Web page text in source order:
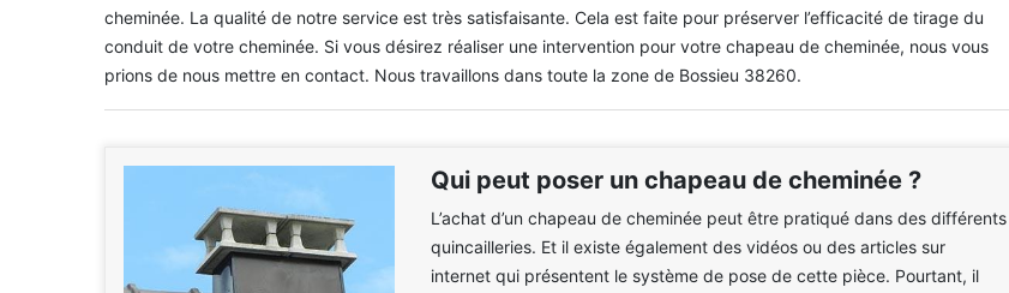
cheminée. La qualité de notre service est très satisfaisante. Cela est faite pour préserver l’efficacité de tirage du
conduit de votre cheminée. Si vous désirez réaliser une intervention pour votre chapeau de cheminée, nous vous
prions de nous mettre en contact. Nous travaillons dans toute la zone de Bossieu 38260.
Qui peut poser un chapeau de cheminée ?
L’achat d’un chapeau de cheminée peut être pratiqué dans des différents
quincailleries. Et il existe également des vidéos ou des articles sur
internet qui présentent le système de pose de cette pièce. Pourtant, il